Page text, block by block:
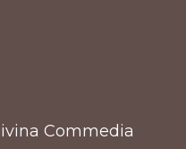
Commedia